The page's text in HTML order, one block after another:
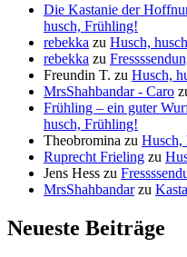
Die Kastanie der
husch, Frühling!
rebekka zu Husch,
rebekka zu
Freundin T. zu Husch,
MrsShahbandar - Caro
Frühling – ein guter
husch, Frühling!
Theobromina zu Husch,
Ruprecht Frieling zu
Jens Hess zu
MrsShahbandarzu
Neueste Beiträge